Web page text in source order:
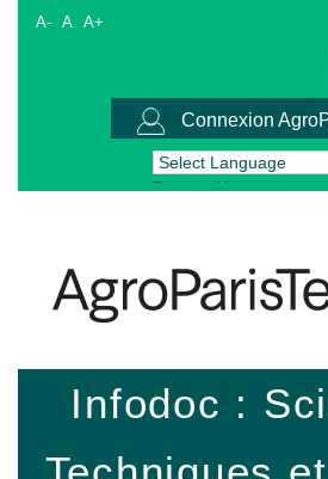
A- A A+
Connexion
Powered by
Infodoc :